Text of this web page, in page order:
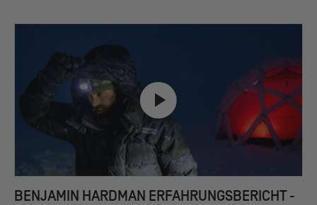
BENJAMIN HARDMAN ERFAHRUNGSBERICHT -